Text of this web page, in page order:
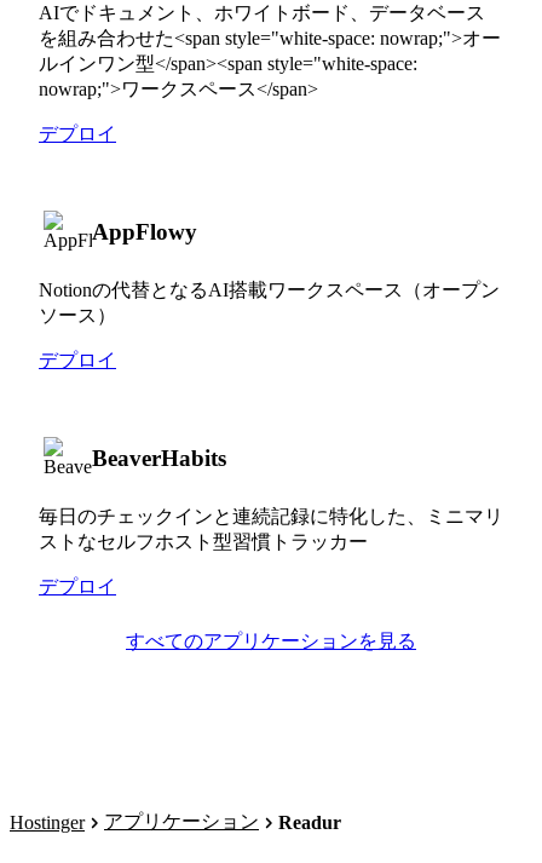
AIでドキュメント、ホワイトボード、データベース
を組み合わせた<span style="white-space: nowrap;">オー
ルインワン型</span><span style="white-space:
nowrap;">ワークスペース</span>
デプロイ
AppFlowy
Notionの代替となるAI搭載ワークスペース（オープン
ソース）
デプロイ
BeaverHabits
毎日のチェックインと連続記録に特化した、ミニマリ
ストなセルフホスト型習慣トラッカー
デプロイ
すべてのアプリケーションを見る
Hostinger アプリケーション Readur